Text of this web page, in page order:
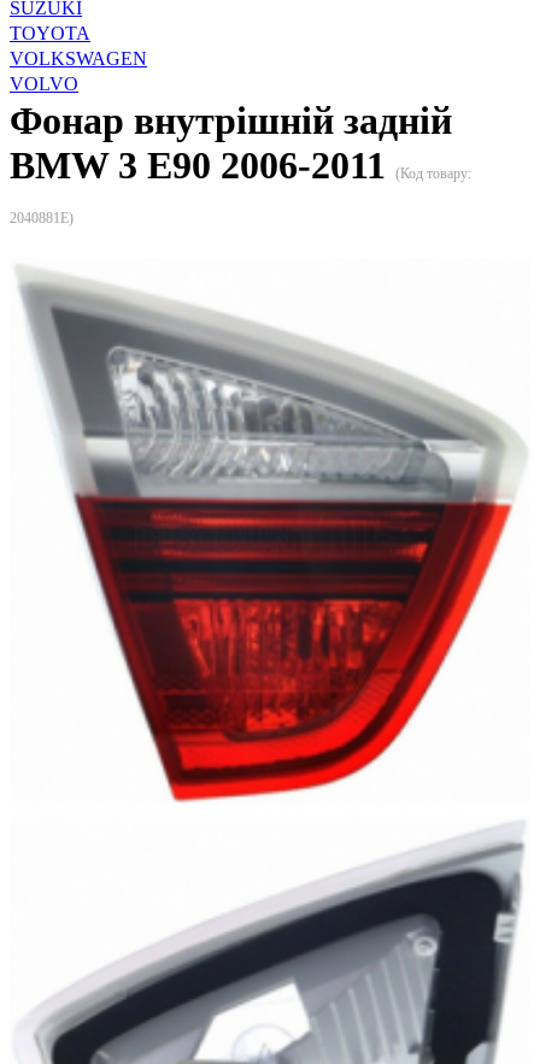
SUZUKI
TOYOTA
VOLKSWAGEN
VOLVO
Фонар внутрішній задній
BMW 3 E90 2006-2011
(Код товару:
2040881E)